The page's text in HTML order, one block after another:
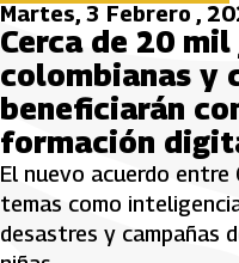
Martes, 3 Febrero ,
Cerca de 20
colombianas y
beneficiarán
formación
El nuevo acuerdo
temas como
desastres y campañas